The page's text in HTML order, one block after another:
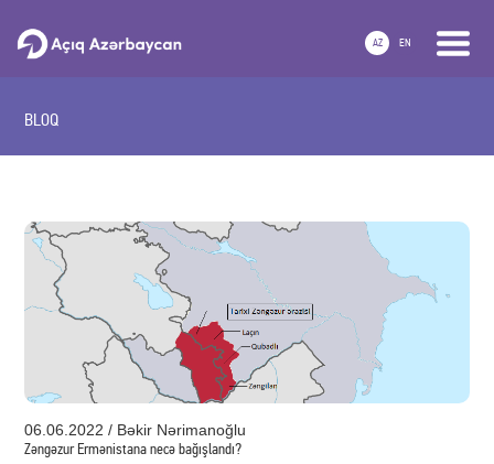
AZ EN
BLOQ
06.06.2022 / Bəkir Nərimanoğlu
Zəngəzur Ermənistana necə bağışlandı?